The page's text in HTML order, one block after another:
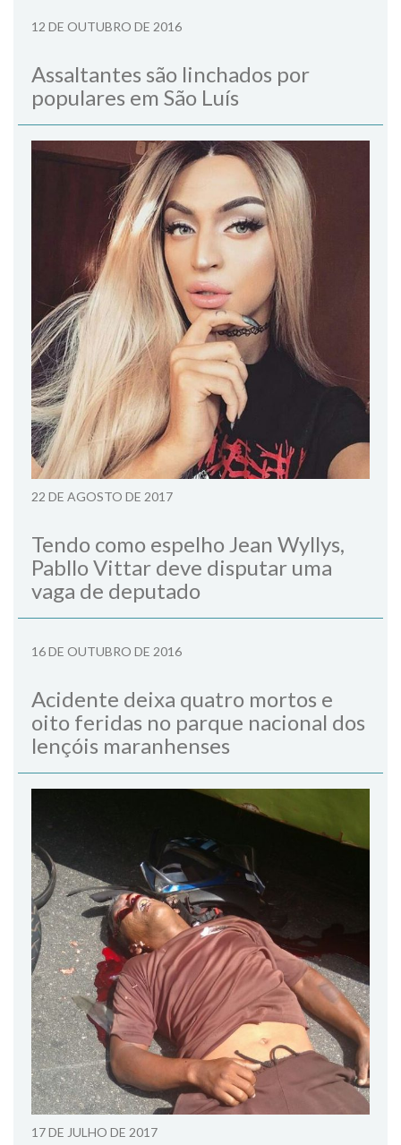
12 DE OUTUBRO DE 2016
Assaltantes são linchados por
populares em São Luís
22 DE AGOSTO DE 2017
Tendo como espelho Jean Wyllys,
Pabllo Vittar deve disputar uma
vaga de deputado
16 DE OUTUBRO DE 2016
Acidente deixa quatro mortos e
oito feridas no parque nacional dos
lençóis maranhenses
17 DE JULHO DE 2017